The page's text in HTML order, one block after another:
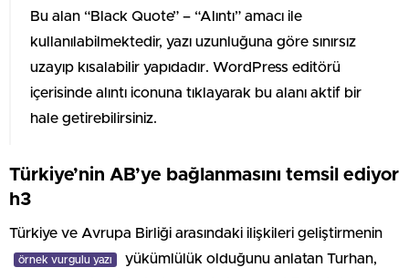
Bu alan “Black Quote” – “Alıntı” amacı ile
kullanılabilmektedir, yazı uzunluğuna göre sınırsız
uzayıp kısalabilir yapıdadır. WordPress editörü
içerisinde alıntı iconuna tıklayarak bu alanı aktif bir
hale getirebilirsiniz.
Türkiye’nin AB’ye bağlanmasını temsil ediyor
h3
Türkiye ve Avrupa Birliği arasındaki ilişkileri geliştirmenin
örnek vurgulu yazı
yükümlülük olduğunu anlatan Turhan,